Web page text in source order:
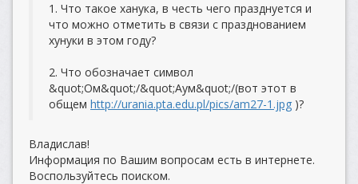
1. Что такое ханука, в честь чего празднуется и
что можно отметить в связи с празднованием
хунуки в этом году?
2. Что обозначает символ
&quot;Ом&quot;/&quot;Аум&quot;/(вот этот в
общем http://urania.pta.edu.pl/pics/am27-1.jpg )?
Владислав!
Информация по Вашим вопросам есть в интернете.
Воспользуйтесь поиском.